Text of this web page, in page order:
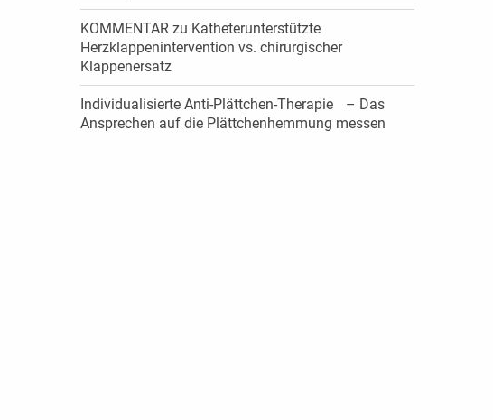
KOMMENTAR zu Katheterunterstützte
Herzklappenintervention vs. chirurgischer
Klappenersatz
Individualisierte Anti-Plättchen-Therapie – Das
Ansprechen auf die Plättchenhemmung messen